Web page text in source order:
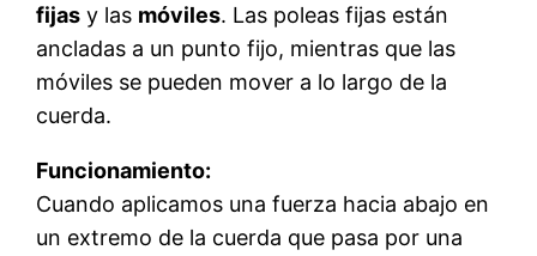
fijas y las móviles. Las poleas fijas están
ancladas a un punto fijo, mientras que las
móviles se pueden mover a lo largo de la
cuerda.
Funcionamiento:
Cuando aplicamos una fuerza hacia abajo en
un extremo de la cuerda que pasa por una